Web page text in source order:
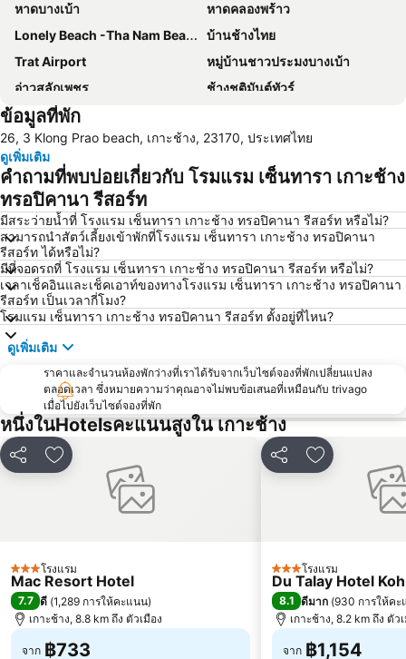
หาดบางเบ้า
หาดคลองพร้าว
Lonely Beach -Tha Nam Beach
บ้านช้างไทย
Trat Airport
หมู่บ้านชาวประมงบางเบ้า
อ่าวสลักเพชร
ช้างชุติมันต์ทัวร์
ท่าเรือเซ็นเตอร์พอยท์
ข้อมูลที่พัก
26, 3 Klong Prao beach, เกาะช้าง, 23170, ประเทศไทย
ดูเพิ่มเติม
คำถามที่พบบ่อยเกี่ยวกับ โรมแรม เซ็นทารา เกาะช้าง
ทรอปิคานา รีสอร์ท
มีสระว่ายน้ำที่ โรงแรม เซ็นทารา เกาะช้าง ทรอปิคานา รีสอร์ท หรือไม่?
สามารถนำสัตว์เลี้ยงเข้าพักที่โรงแรม เซ็นทารา เกาะช้าง ทรอปิคานา
รีสอร์ท ได้หรือไม่?
มีที่จอดรถที่ โรงแรม เซ็นทารา เกาะช้าง ทรอปิคานา รีสอร์ท หรือไม่?
เวลาเช็คอินและเช็คเอาท์ของทางโรงแรม เซ็นทารา เกาะช้าง ทรอปิคานา
รีสอร์ท เป็นเวลากี่โมง?
โรมแรม เซ็นทารา เกาะช้าง ทรอปิคานา รีสอร์ท ตั้งอยู่ที่ไหน?
ดูเพิ่มเติม
ราคาและจำนวนห้องพักว่างที่เราได้รับจากเว็บไซต์จองที่พักเปลี่ยนแปลง
ตลอดเวลา ซึ่งหมายความว่าคุณอาจไม่พบข้อเสนอที่เหมือนกับ trivago
เมื่อไปยังเว็บไซต์จองที่พัก
หนึ่งในHotelsคะแนนสูงใน เกาะช้าง
แชร์ เพิ่มในรายการโปรด
3 ดาวโรงแรม
Mac Resort Hotel
7.7 ดี (1,289 การให้คะแนน)
เกาะช้าง, 8.8 km ถึง ตัวเมือง
จาก ฿733
แชร์ เพิ่มในรายกา
3 ดาวโรงแรม
Du Talay Hotel
8.1 ดีมาก (930 การให้คะ
เกาะช้าง, 8.2 km ถึง ตัว
จาก ฿1,154